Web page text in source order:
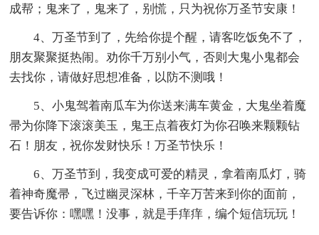
成帮；鬼来了，鬼来了，别慌，只为祝你万圣节安康！
4、万圣节到了，先给你提个醒，请客吃饭免不了，
朋友聚聚挺热闹。劝你千万别小气，否则大鬼小鬼都会
去找你，请做好思想准备，以防不测哦！
5、小鬼驾着南瓜车为你送来满车黄金，大鬼坐着魔
帚为你降下滚滚美玉，鬼王点着夜灯为你召唤来颗颗钻
石！朋友，祝你发财快乐！万圣节快乐！
6、万圣节到，我变成可爱的精灵，拿着南瓜灯，骑
着神奇魔帚，飞过幽灵深林，千辛万苦来到你的面前，
要告诉你：嘿嘿！没事，就是手痒痒，编个短信玩玩！